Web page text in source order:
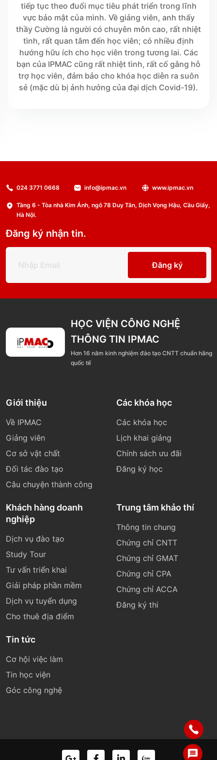
tiếp tục theo đuổi mục tiêu phát triển trong lĩnh
vực bảo mật của mình. Về giảng viên, anh thấy
thầy Cường là người có chuyên môn cao, rất nhiệt
tình, rất quan tâm đến học viên; có nhiều định
hướng hữu ích cho học viên trong tương lai. Các
bạn của IPMAC cũng rất nhiệt tình, rất cố gắng hỗ
trợ học viên, đảm bảo cho khóa học diễn ra suôn
sẻ (mặc dù bị ảnh hưởng của đại dịch Covid-19).
024 3771 0668 info@ipmac.vn www.ipmac.vn
Tầng 6 - Tòa nhà Kim Ánh, ngõ 78 Duy Tân, Dịch Vọng Hậu, Cầu Giấy,
Hà Nội.
Đăng ký nhận tin.
Đăng ký
HỌC VIỆN CÔNG NGHỆ
THÔNG TIN IPMAC
Hơn 16 năm kinh nghiệm đào tạo CNTT chuẩn hãng
quốc tế
Giới thiệu
Về IPMAC
Giảng viên
Cơ sở vật chất
Đối tác đào tạo
Câu chuyện thành công
Các khóa học
Các khóa học
Lịch khai giảng
Chính sách ưu đãi
Đăng ký học
Khách hàng doanh
nghiệp
Dịch vụ đào tạo
Study Tour
Tư vấn triển khai
Giải pháp phần mềm
Dịch vụ tuyển dụng
Cho thuê địa điểm
Trung tâm khảo thí
Thông tin chung
Chứng chỉ CNTT
Chứng chỉ GMAT
Chứng chỉ CPA
Chứng chỉ ACCA
Đăng ký thi
Tin tức
Cơ hội việc làm
Tin học viện
Góc công nghệ